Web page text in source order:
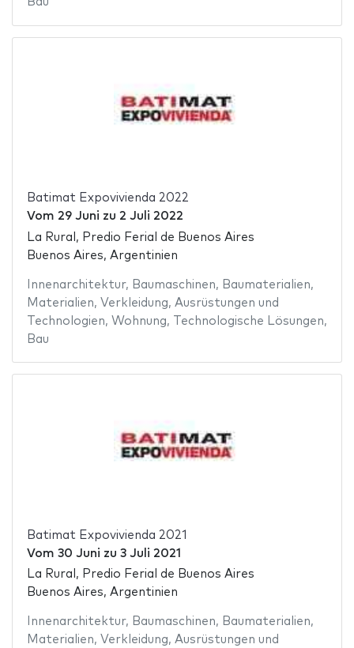
Batimat Expovivienda 2022
Vom 29 Juni zu 2 Juli 2022
La Rural, Predio Ferial de Buenos Aires
Buenos Aires, Argentinien
Innenarchitektur, Baumaschinen, Baumaterialien,
Materialien, Verkleidung, Ausrüstungen und
Technologien, Wohnung, Technologische Lösungen,
Bau
Batimat Expovivienda 2021
Vom 30 Juni zu 3 Juli 2021
La Rural, Predio Ferial de Buenos Aires
Buenos Aires, Argentinien
Innenarchitektur, Baumaschinen, Baumaterialien,
Materialien, Verkleidung, Ausrüstungen und